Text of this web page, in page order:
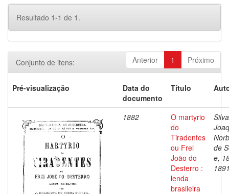
Resultado 1-1 de 1.
Anterior 1 Próximo
Conjunto de itens:
Pré-visualização
Data do
documento
Título
1882
O martyrio
do
Tiradentes
ou Frei
João do
Desterro :
lenda
brasileira
de
e,